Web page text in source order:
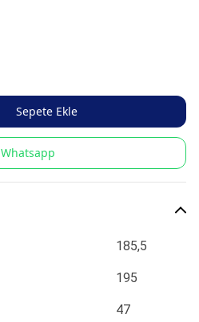
Sepete Ekle
Whatsapp
185,5
195
47